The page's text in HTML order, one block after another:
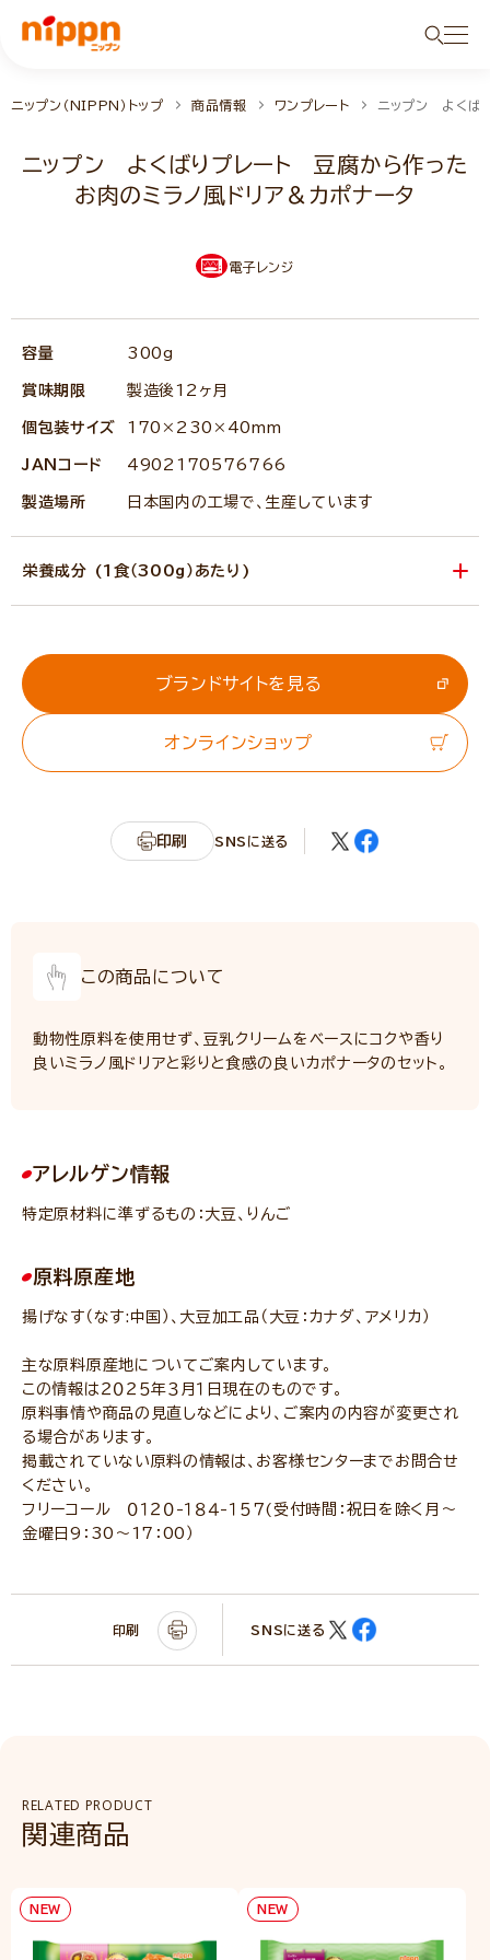
ニップン（NIPPN）トップ 商品情報 ワンプレート ニップン よくば
ニップン よくばりプレート 豆腐から作った
お肉のミラノ風ドリア＆カポナータ
電子レンジ
容量 300g
賞味期限 製造後12ヶ月
個包装サイズ 170×230×40mm
JANコード 4902170576766
製造場所 日本国内の工場で、生産しています
栄養成分 (1食（300g）あたり)
15.0g
炭水化物 62.4g
423.0mg
ブランドサイトを見る
オンラインショップ
印刷 SNSに送る
この商品について
動物性原料を使用せず、豆乳クリームをベースにコクや香り
良いミラノ風ドリアと彩りと食感の良いカポナータのセット。
アレルゲン情報
特定原材料に準ずるもの：大豆、りんご
原料原産地
揚げなす（なす:中国）、大豆加工品（大豆：カナダ、アメリカ）
主な原料原産地についてご案内しています。
この情報は２０２５年３月１日現在のものです。
原料事情や商品の見直しなどにより、ご案内の内容が変更され
る場合があります。
掲載されていない原料の情報は、お客様センターまでお問合せ
ください。
フリーコール ０１２０-１８４-１５７(受付時間：祝日を除く月～
金曜日9：30～17：00）
印刷 SNSに送る
RELATED PRODUCT
関連商品
NEW NEW